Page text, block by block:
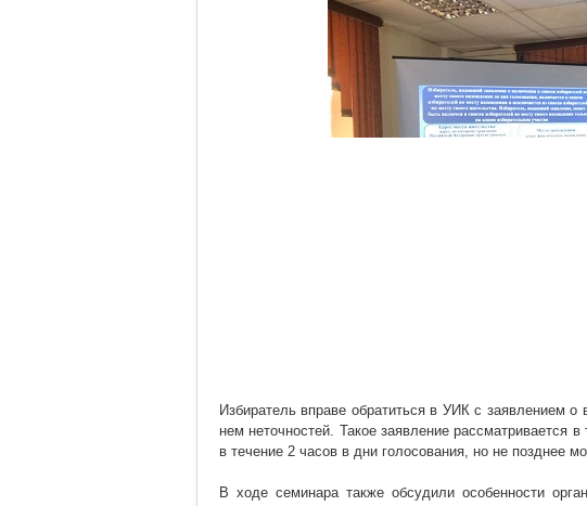
Избиратель вправе обратиться в УИК с заявлением
нем неточностей. Такое заявление рассматривается
в течение 2 часов в дни голосования, но не позднее
В ходе семинара также обсудили особенности